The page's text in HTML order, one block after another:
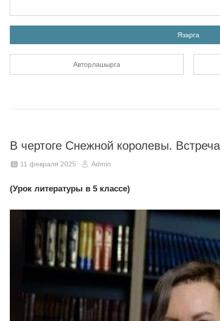
Язарга
Авторлашырга
В чертоге Снежной королевы.
11 февраля 2025 Admin
(Урок литературы в 5 классе)